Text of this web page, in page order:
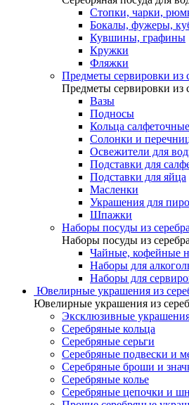
Стопки, чарки,
Бокалы, фужеры,
Кувшины, графины
Кружки
Фляжки
Предметы сервировки из
Предметы сервировки из
Вазы
Подносы
Кольца салфеточные
Солонки и
Освежители для
Подставки для
Подставки для яйца
Масленки
Украшения для
Шпажки
Наборы посуды из серебра
Наборы посуды из серебра
Чайные, кофейные
Наборы для
Наборы для
Ювелирные украшения из
Ювелирные украшения из
Эксклюзивные
Серебряные кольца
Серебряные серьги
Серебряные подвески и
Серебряные броши и
Серебряные колье
Серебряные цепочки и